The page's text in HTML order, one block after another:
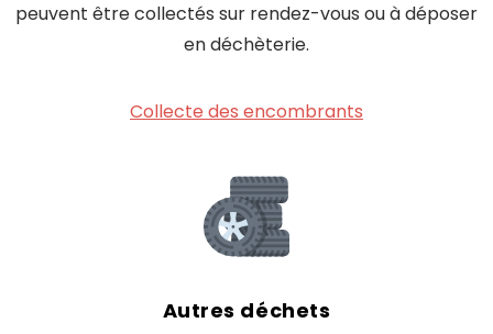
peuvent être collectés sur rendez-vous ou à déposer
en déchèterie.
Collecte des encombrants
Autres déchets